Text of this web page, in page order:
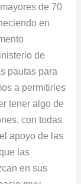
de 70
en
de
pautas para
a permitirles
tener algo de
con todas
apoyo de las
las
en sus